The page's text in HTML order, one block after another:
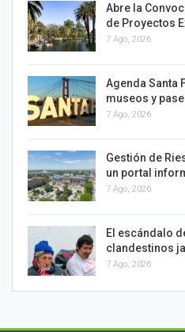
Abre la
de Proyectos
7 Ago, 2026
Agenda Santa
museos y
7 Ago, 2026
Gestión de
un portal
7 Ago, 2026
El escándalo
clandestinos
7 Ago, 2026